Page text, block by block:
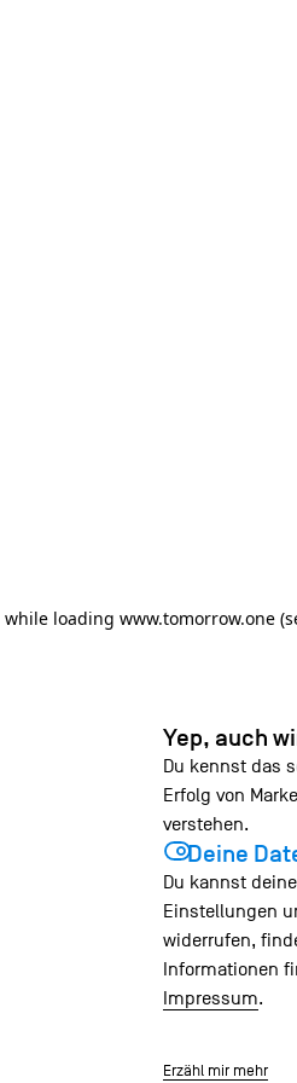
while loading www.tomorrow.one
Yep, auch
Du kennst das
Erfolg von
verstehen.
Deine
Du kannst
Einstellungen
widerrufen,
Informationen
Impressum.
Erzähl mir mehr